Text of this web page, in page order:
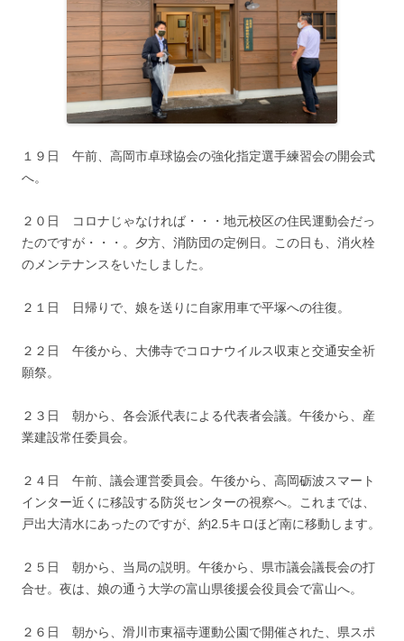
１９日 午前、高岡市卓球協会の強化指定選手練習会の開会式
へ。
２０日 コロナじゃなければ・・・地元校区の住民運動会だっ
たのですが・・・。夕方、消防団の定例日。この日も、消火栓
のメンテナンスをいたしました。
２１日 日帰りで、娘を送りに自家用車で平塚への往復。
２２日 午後から、大佛寺でコロナウイルス収束と交通安全祈
願祭。
２３日 朝から、各会派代表による代表者会議。午後から、産
業建設常任委員会。
２４日 午前、議会運営委員会。午後から、高岡砺波スマート
インター近くに移設する防災センターの視察へ。これまでは、
戸出大清水にあったのですが、約2.5キロほど南に移動します。
２５日 朝から、当局の説明。午後から、県市議会議長会の打
合せ。夜は、娘の通う大学の富山県後援会役員会で富山へ。
２６日 朝から、滑川市東福寺運動公園で開催された、県スポ